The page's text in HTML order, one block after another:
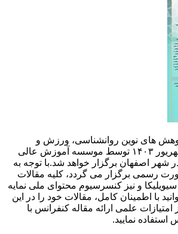
های نوین روانشناسی، ورزش و
مدیریت در تاریخ ۱۸ شهریور ۱۴۰۳ توسط موسسه آموزش عالی
شهر اصفهان برگزار خواهد شد.با توجه به
رسمی برگزار می گردد، کلیه مقالات
سیویلیکا و نیز کنسرسیوم محتوای ملی نمایه
با اطمینان کامل، مقالات خود را در این
امتیازات علمی ارائه مقاله کنفرانس با
نمایید.